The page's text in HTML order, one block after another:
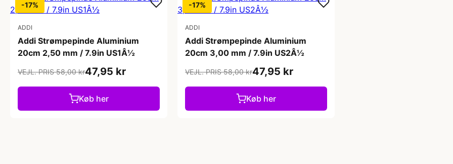
-17%
ADDI
Addi Strømpepinde Aluminium
20cm 2,50 mm / 7.9in US1Â½
VEJL. PRIS 58,00 kr47,95 kr
Køb her
-17%
ADDI
Addi Strømpepinde Aluminium
20cm 3,00 mm / 7.9in US2Â½
VEJL. PRIS 58,00 kr47,95 kr
Køb her